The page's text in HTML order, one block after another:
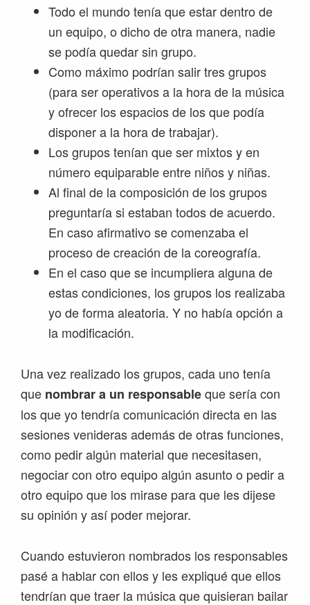
Todo el mundo tenía que estar dentro de
un equipo, o dicho de otra manera, nadie
se podía quedar sin grupo.
Como máximo podrían salir tres grupos
(para ser operativos a la hora de la música
y ofrecer los espacios de los que podía
disponer a la hora de trabajar).
Los grupos tenían que ser mixtos y en
número equiparable entre niños y niñas.
Al final de la composición de los grupos
preguntaría si estaban todos de acuerdo.
En caso afirmativo se comenzaba el
proceso de creación de la coreografía.
En el caso que se incumpliera alguna de
estas condiciones, los grupos los realizaba
yo de forma aleatoria. Y no había opción a
la modificación.
Una vez realizado los grupos, cada uno tenía
que nombrar a un responsableque sería con
los que yo tendría comunicación directa en las
sesiones venideras además de otras funciones,
como pedir algún material que necesitasen,
negociar con otro equipo algún asunto o pedir a
otro equipo que los mirase para que les dijese
su opinión y así poder mejorar.
Cuando estuvieron nombrados los responsables
pasé a hablar con ellos y les expliqué que ellos
tendrían que traer la música que quisieran bailar